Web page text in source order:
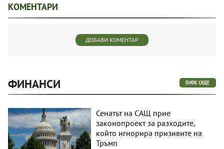
КОМЕНТАРИ
ДОБАВИ КОМЕНТАР
ФИНАНСИ ВИЖ ОЩЕ
Сенатът на САЩ прие
законопроект за разходите,
който игнорира призивите на
Тръмп